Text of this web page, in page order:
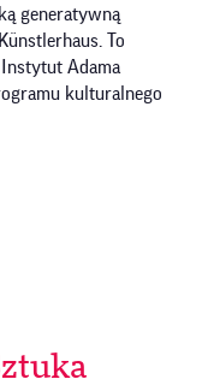
generatywną
To
Adama
kulturalnego